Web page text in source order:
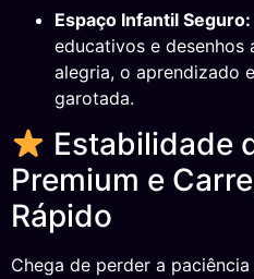
Espaço Infantil Seguro:
educativos e desenhos
alegria, o aprendizado
garotada.
Estabilidade
Premium e
Rápido
Chega de perder a